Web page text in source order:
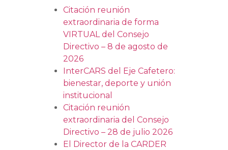
Citación reunión
extraordinaria de forma
VIRTUAL del Consejo
Directivo – 8 de agosto de
2026
InterCARS del Eje Cafetero:
bienestar, deporte y unión
institucional
Citación reunión
extraordinaria del Consejo
Directivo – 28 de julio 2026
El Director de la CARDER